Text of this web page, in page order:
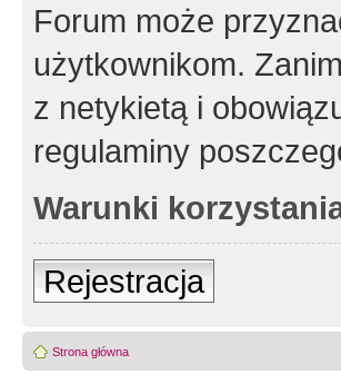
Forum może
użytkownikom.
z netykietą i
regulaminy
Warunki
Rejestracja
Strona główna